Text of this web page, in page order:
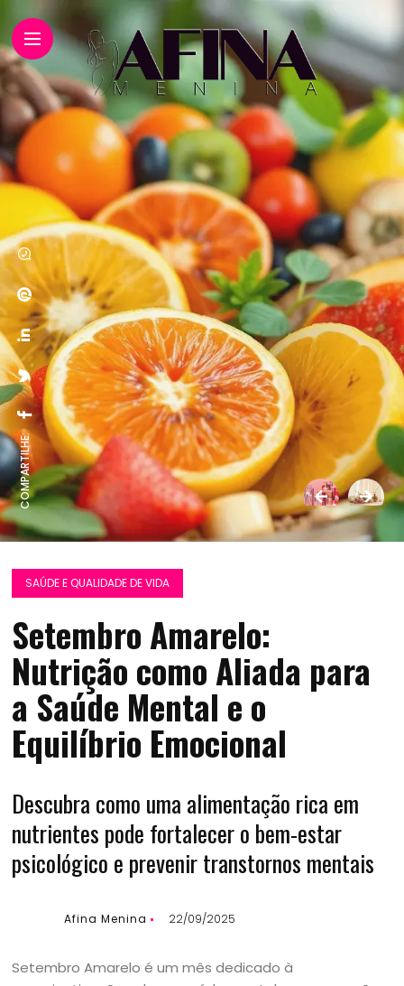
COMPARTILHE:
SAÚDE E QUALIDADE DE VIDA
Setembro Amarelo:
Nutrição como Aliada para
a Saúde Mental e o
Equilíbrio Emocional
Descubra como uma alimentação rica em
nutrientes pode fortalecer o bem-estar
psicológico e prevenir transtornos mentais
Afina Menina 22/09/2025
Setembro Amarelo é um mês dedicado à